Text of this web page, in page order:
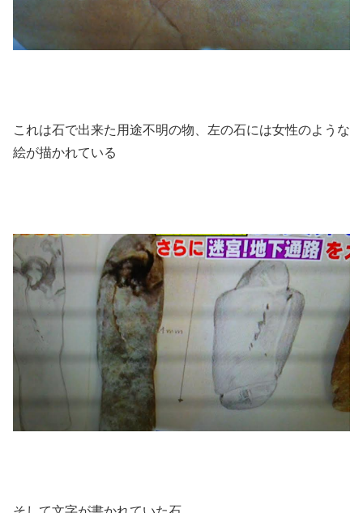
これは石で出来た用途不明の物、左の石には女性のような
絵が描かれている